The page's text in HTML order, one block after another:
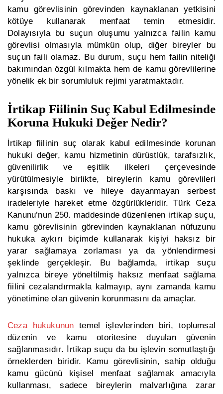
kamu görevlisinin görevinden kaynaklanan yetkisini
kötüye kullanarak menfaat temin etmesidir.
Dolayısıyla bu suçun oluşumu yalnızca failin kamu
görevlisi olmasıyla mümkün olup, diğer bireyler bu
suçun faili olamaz. Bu durum, suçu hem failin niteliği
bakımından özgül kılmakta hem de kamu görevlilerine
yönelik ek bir sorumluluk rejimi yaratmaktadır.
İrtikap Fiilinin Suç Kabul Edilmesinde
Koruna Hukuki Değer Nedir?
İrtikap fiilinin suç olarak kabul edilmesinde korunan
hukuki değer, kamu hizmetinin dürüstlük, tarafsızlık,
güvenilirlik ve eşitlik ilkeleri çerçevesinde
yürütülmesiyle birlikte, bireylerin kamu görevlileri
karşısında baskı ve hileye dayanmayan serbest
iradeleriyle hareket etme özgürlükleridir. Türk Ceza
Kanunu’nun 250. maddesinde düzenlenen irtikap suçu,
kamu görevlisinin görevinden kaynaklanan nüfuzunu
hukuka aykırı biçimde kullanarak kişiyi haksız bir
yarar sağlamaya zorlaması ya da yönlendirmesi
şeklinde gerçekleşir. Bu bağlamda, irtikap suçu
yalnızca bireye yöneltilmiş haksız menfaat sağlama
fiilini cezalandırmakla kalmayıp, aynı zamanda kamu
yönetimine olan güvenin korunmasını da amaçlar.
Ceza hukukunun temel işlevlerinden biri, toplumsal
düzenin ve kamu otoritesine duyulan güvenin
sağlanmasıdır. İrtikap suçu da bu işlevin somutlaştığı
örneklerden biridir. Kamu görevlisinin, sahip olduğu
kamu gücünü kişisel menfaat sağlamak amacıyla
kullanması, sadece bireylerin malvarlığına zarar